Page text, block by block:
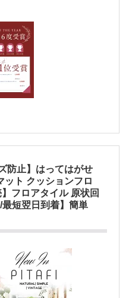
防止】はってはがせ
ット クッションフロ
フロアタイル 原状回
短翌日到着】簡単